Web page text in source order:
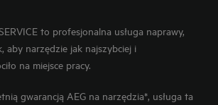
to profesjonalna usługa naprawy,
aby narzędzie jak najszybciej i
na miejsce pracy.
gwarancją AEG na narzędzia*, usługa ta